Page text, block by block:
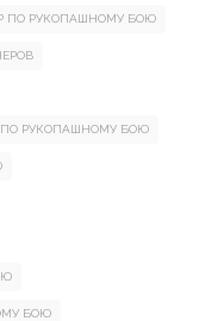
ПО РУКОПАШНОМУ БОЮ
РУКОПАШНОМУ БОЮ
БОЮ